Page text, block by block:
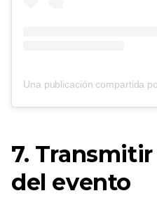
7.
del evento